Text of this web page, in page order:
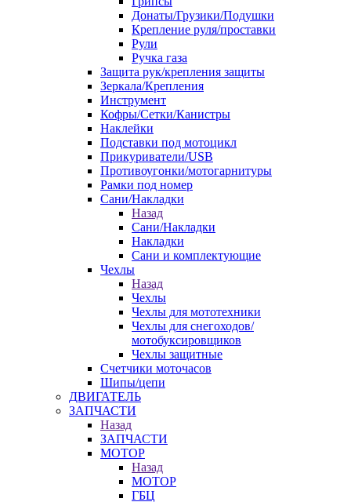
Донаты/Грузики/Подушки
Крепление руля/проставки
Рули
Ручка газа
Защита рук/крепления защиты
Зеркала/Крепления
Инструмент
Кофры/Сетки/Канистры
Наклейки
Подставки под мотоцикл
Прикуриватели/USB
Противоугонки/мотогарнитуры
Рамки под номер
Сани/Накладки
Назад
Сани/Накладки
Накладки
Сани и комплектующие
Чехлы
Назад
Чехлы
Чехлы для мототехники
Чехлы для снегоходов/
мотобуксировщиков
Чехлы защитные
Счетчики моточасов
Шипы/цепи
ДВИГАТЕЛЬ
ЗАПЧАСТИ
Назад
ЗАПЧАСТИ
МОТОР
Назад
МОТОР
ГБЦ